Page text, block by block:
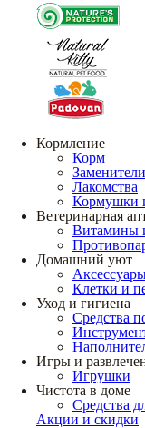
Кормление
Корм
Лакомства
Кормушки
Ветеринарная
Витамины
Домашний уют
Клетки и
Уход и гигиена
Средства
Игры и
Игрушки
Чистота в доме
Средства
Акции и скидки